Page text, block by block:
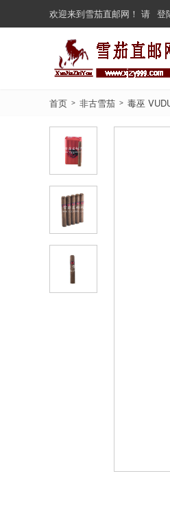
欢迎来到雪茄直邮网 ！ 请 登
首页 > 非古雪茄 > 毒巫